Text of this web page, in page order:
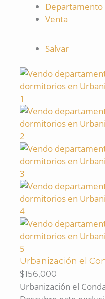
Departamento
Venta
Salvar
Urbanización el
$156,000
Urbanización el